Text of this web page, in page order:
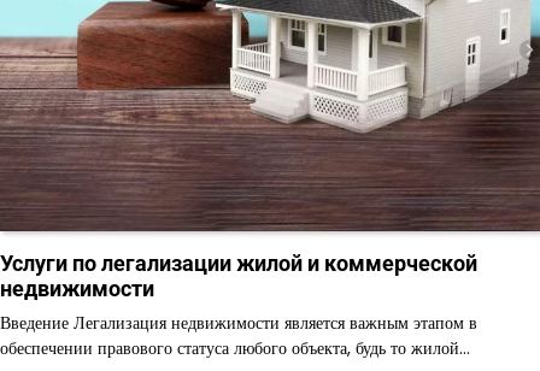
Услуги по легализации жилой и коммерческой
недвижимости
Введение Легализация недвижимости является важным этапом в
обеспечении правового статуса любого объекта, будь то жилой…